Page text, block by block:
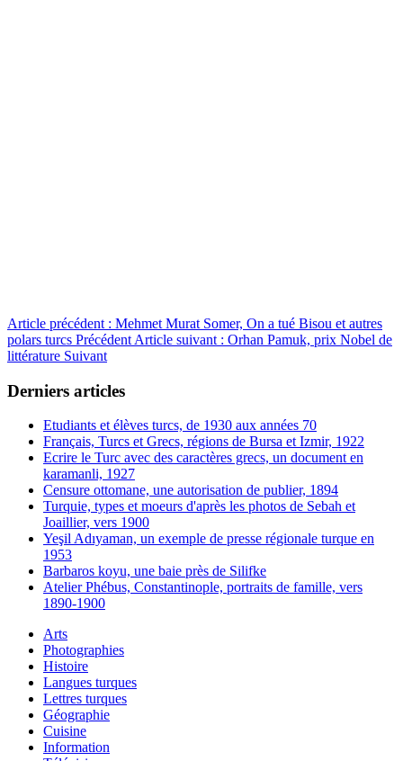
Article précédent : Mehmet Murat Somer, On a tué Bisou et autres
polars turcs Précédent Article suivant : Orhan Pamuk, prix Nobel de
littérature Suivant
Derniers articles
Etudiants et élèves turcs, de 1930 aux années 70
Français, Turcs et Grecs, régions de Bursa et Izmir, 1922
Ecrire le Turc avec des caractères grecs, un document en
karamanli, 1927
Censure ottomane, une autorisation de publier, 1894
Turquie, types et moeurs d'après les photos de Sebah et
Joaillier, vers 1900
Yeşil Adıyaman, un exemple de presse régionale turque en
1953
Barbaros koyu, une baie près de Silifke
Atelier Phébus, Constantinople, portraits de famille, vers
1890-1900
Arts
Photographies
Histoire
Langues turques
Lettres turques
Géographie
Cuisine
Information